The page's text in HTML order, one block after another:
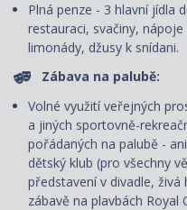
Plná penze - 3 hlavní jídla
restauraci, svačiny,
limonády, džusy k snídani.
Zábava na palubě:
Volné využití veřejných
a jiných sportovně-
pořádaných na palubě -
dětský klub (pro všechny
představení v divadle, živá
zábavě na plavbách